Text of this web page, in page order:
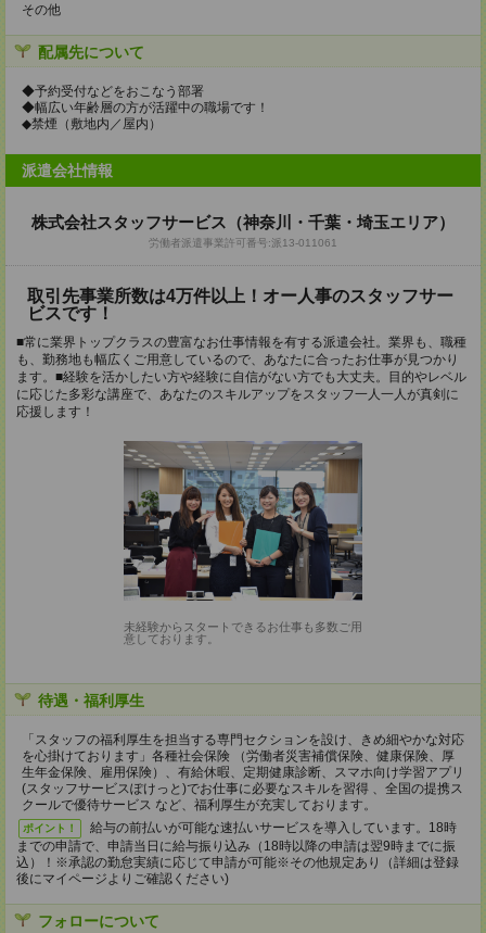
その他
配属先について
◆予約受付などをおこなう部署
◆幅広い年齢層の方が活躍中の職場です！
◆禁煙（敷地内／屋内）
派遣会社情報
株式会社スタッフサービス（神奈川・千葉・埼玉エリア）
労働者派遣事業許可番号:派13-011061
取引先事業所数は4万件以上！オー人事のスタッフサー
ビスです！
■常に業界トップクラスの豊富なお仕事情報を有する派遣会社。業界も、職種
も、勤務地も幅広くご用意しているので、あなたに合ったお仕事が見つかり
ます。■経験を活かしたい方や経験に自信がない方でも大丈夫。目的やレベル
に応じた多彩な講座で、あなたのスキルアップをスタッフ一人一人が真剣に
応援します！
未経験からスタートできるお仕事も多数ご用
意しております。
待遇・福利厚生
「スタッフの福利厚生を担当する専門セクションを設け、きめ細やかな対応
を心掛けております」各種社会保険 （労働者災害補償保険、健康保険、厚
生年金保険、雇用保険）、有給休暇、定期健康診断、スマホ向け学習アプリ
(スタッフサービスぽけっと)でお仕事に必要なスキルを習得 、全国の提携ス
クールで優待サービス など、福利厚生が充実しております。
ポイント！
給与の前払いが可能な速払いサービスを導入しています。18時
までの申請で、申請当日に給与振り込み（18時以降の申請は翌9時までに振
込）！※承認の勤怠実績に応じて申請が可能※その他規定あり（詳細は登録
後にマイページよりご確認ください)
フォローについて